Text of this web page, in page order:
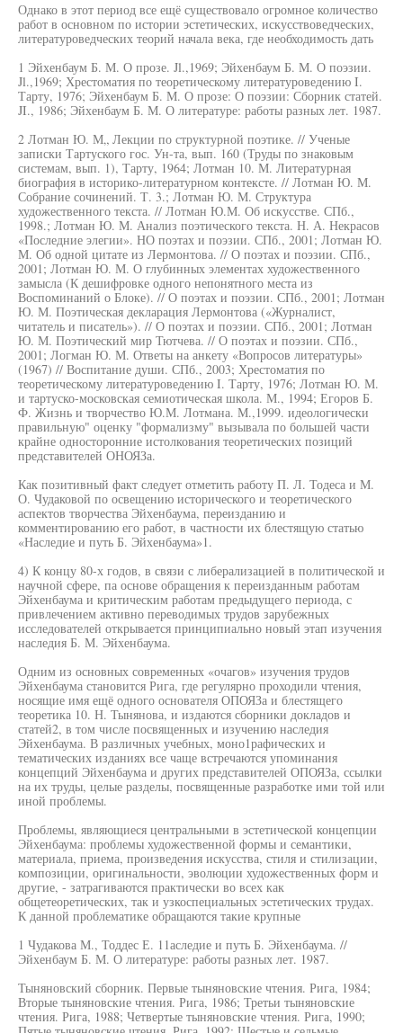
Однако в этот период все ещё существовало огромное количество
работ в основном по истории эстетических, искусствоведческих,
литературоведческих теорий начала века, где необходимость дать
1 Эйхенбаум Б. М. О прозе. Jl.,1969; Эйхенбаум Б. М. О поэзии.
Jl.,1969; Хрестоматия по теоретическому литературоведению I.
Тарту, 1976; Эйхенбаум Б. М. О прозе: О поэзии: Сборник статей.
JI., 1986; Эйхенбаум Б. М. О литературе: работы разных лет. 1987.
2 Лотман Ю. М„ Лекции по структурной поэтике. // Ученые
записки Тартуского гос. Ун-та, вып. 160 (Труды по знаковым
системам, вып. 1), Тарту, 1964; Лотман 10. М. Литературная
биография в историко-литературном контексте. // Лотман Ю. М.
Собрание сочинений. Т. 3.; Лотман Ю. М. Структура
художественного текста. // Лотман Ю.М. Об искусстве. СПб.,
1998.; Лотман Ю. М. Анализ поэтического текста. Н. А. Некрасов
«Последние элегии». НО поэтах и поэзии. СПб., 2001; Лотман Ю.
М. Об одной цитате из Лермонтова. // О поэтах и поэзии. СПб.,
2001; Лотман Ю. М. О глубинных элементах художественного
замысла (К дешифровке одного непонятного места из
Воспоминаний о Блоке). // О поэтах и поэзии. СПб., 2001; Лотман
Ю. М. Поэтическая декларация Лермонтова («Журналист,
читатель и писатель»). // О поэтах и поэзии. СПб., 2001; Лотман
Ю. М. Поэтический мир Тютчева. // О поэтах и поэзии. СПб.,
2001; Логман Ю. М. Ответы на анкету «Вопросов литературы»
(1967) // Воспитание души. СПб., 2003; Хрестоматия по
теоретическому литературоведению I. Тарту, 1976; Лотман Ю. М.
и тартуско-московская семиотическая школа. М., 1994; Егоров Б.
Ф. Жизнь и творчество Ю.М. Лотмана. М.,1999. идеологически
правильную" оценку "формализму" вызывала по большей части
крайне односторонние истолкования теоретических позиций
представителей ОНОЯЗа.
Как позитивный факт следует отметить работу П. Л. Тодеса и М.
О. Чудаковой по освещению исторического и теоретического
аспектов творчества Эйхенбаума, переизданию и
комментированию его работ, в частности их блестящую статью
«Наследие и путь Б. Эйхенбаума»1.
4) К концу 80-х годов, в связи с либерализацией в политической и
научной сфере, па основе обращения к переизданным работам
Эйхенбаума и критическим работам предыдущего периода, с
привлечением активно переводимых трудов зарубежных
исследователей открывается принципиально новый этап изучения
наследия Б. М. Эйхенбаума.
Одним из основных современных «очагов» изучения трудов
Эйхенбаума становится Рига, где регулярно проходили чтения,
носящие имя ещё одного основателя ОПОЯЗа и блестящего
теоретика 10. Н. Тынянова, и издаются сборники докладов и
статей2, в том числе посвященных и изучению наследия
Эйхенбаума. В различных учебных, моно1рафических и
тематических изданиях все чаще встречаются упоминания
концепций Эйхенбаума и других представителей ОПОЯЗа, ссылки
на их труды, целые разделы, посвященные разработке ими той или
иной проблемы.
Проблемы, являющиеся центральными в эстетической концепции
Эйхенбаума: проблемы художественной формы и семантики,
материала, приема, произведения искусства, стиля и стилизации,
композиции, оригинальности, эволюции художественных форм и
другие, - затрагиваются практически во всех как
общетеоретических, так и узкоспециальных эстетических трудах.
К данной проблематике обращаются такие крупные
1 Чудакова М., Тоддес Е. 11аследие и путь Б. Эйхенбаума. //
Эйхенбаум Б. М. О литературе: работы разных лет. 1987.
Тыняновский сборник. Первые тыняновские чтения. Рига, 1984;
Вторые тыняновские чтения. Рига, 1986; Третьи тыняновские
чтения. Рига, 1988; Четвертые тыняновские чтения. Рига, 1990;